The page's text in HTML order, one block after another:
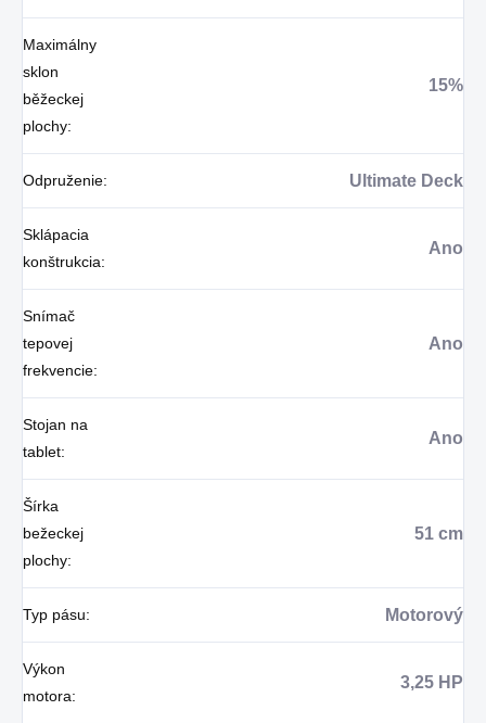
Maximálny
sklon
běžeckej
plochy:
15%
Odpruženie: Ultimate Deck
Sklápacia
konštrukcia:
Ano
Snímač
tepovej
frekvencie:
Ano
Stojan na
tablet:
Ano
Šírka
bežeckej
plochy:
51 cm
Typ pásu: Motorový
Výkon
motora:
3,25 HP